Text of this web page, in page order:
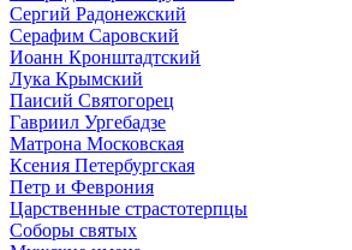
Сергий Радонежский
Серафим Саровский
Иоанн Кронштадтский
Лука Крымский
Паисий Святогорец
Гавриил Ургебадзе
Матрона Московская
Ксения Петербургская
Петр и Феврония
Царственные страстотерпцы
Соборы святых